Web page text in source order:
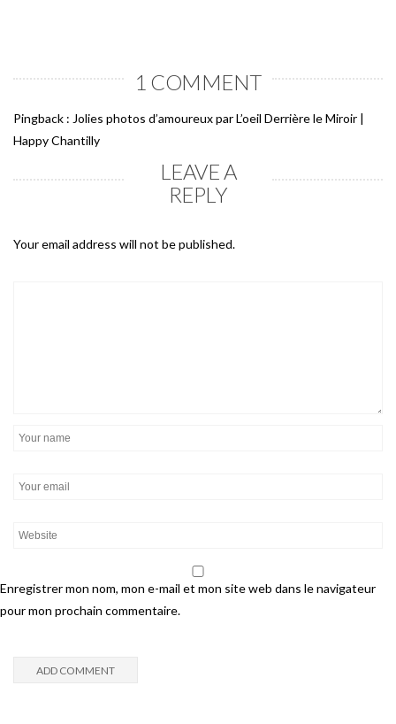
1 COMMENT
Pingback : Jolies photos d’amoureux par L’oeil Derrière le Miroir |
Happy Chantilly
LEAVE A
REPLY
Your email address will not be published.
Enregistrer mon nom, mon e-mail et mon site web dans le navigateur
pour mon prochain commentaire.